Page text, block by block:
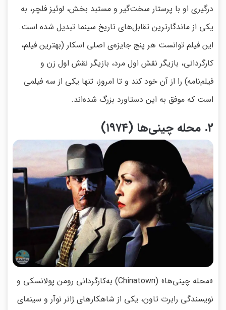
درگیری او با پرستار سخت‌گیر و مستبد بخش، لوئیز فلچر، به
یکی از ماندگارترین تقابل‌های تاریخ سینما تبدیل شده است.
این فیلم توانست هر پنج جایزه‌ی اصلی اسکار (بهترین فیلم،
کارگردانی، بازیگر نقش اول مرد، بازیگر نقش اول زن و
فیلم‌نامه) را از آن خود کند و تا امروز، تنها یکی از سه فیلمی
است که موفق به این دستاورد بزرگ شده‌اند.
2. محله چینی‌ها (۱۹۷۴)
«محله چینی‌ها» (Chinatown) به‌کارگردانی رومن پولانسکی و
نویسندگی رابرت تاون، یکی از شاهکارهای ژانر نوآر و سینمای